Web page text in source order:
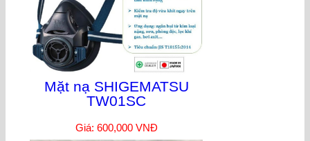
Mặt nạ SHIGEMATSU
TW01SC
Giá: 600,000 VNĐ